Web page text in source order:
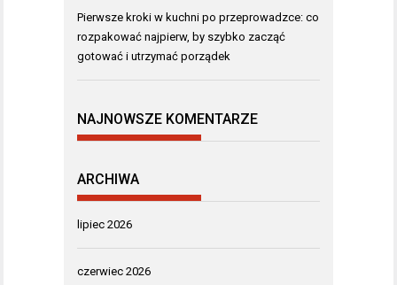
Pierwsze kroki w kuchni po przeprowadzce: co
rozpakować najpierw, by szybko zacząć
gotować i utrzymać porządek
NAJNOWSZE KOMENTARZE
ARCHIWA
lipiec 2026
czerwiec 2026